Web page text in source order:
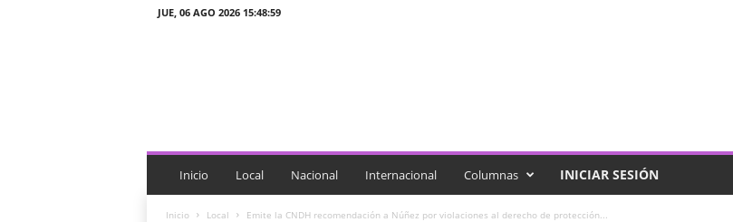
JUE, 06 AGO 2026 15:48:59
c
a
Inicio Local Nacional Internacional Columnas INICIAR SESIÓN
Inicio Local Emite la CNDH recomendación a Núñez por violaciones al derecho de protección...